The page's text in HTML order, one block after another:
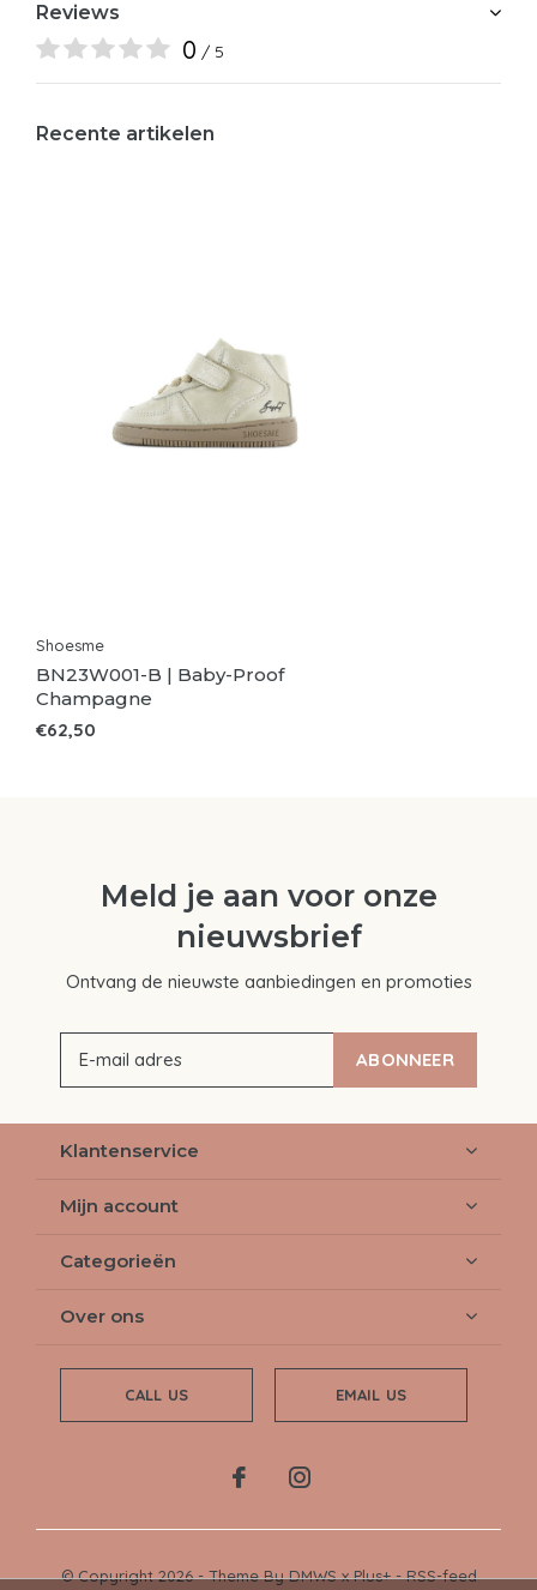
Reviews
0 / 5
Recente artikelen
Shoesme
BN23W001-B | Baby-Proof
Champagne
€62,50
Meld je aan voor onze
nieuwsbrief
Ontvang de nieuwste aanbiedingen en promoties
ABONNEER
Klantenservice
Mijn account
Categorieën
Over ons
CALL US EMAIL US
© Copyright2026- Theme ByDMWSxPlus+-RSS-feed